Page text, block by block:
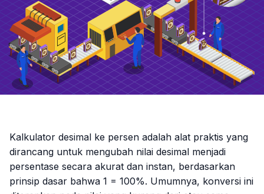
Kalkulator desimal ke persen adalah alat praktis yang
dirancang untuk mengubah nilai desimal menjadi
persentase secara akurat dan instan, berdasarkan
prinsip dasar bahwa 1 = 100%. Umumnya, konversi ini